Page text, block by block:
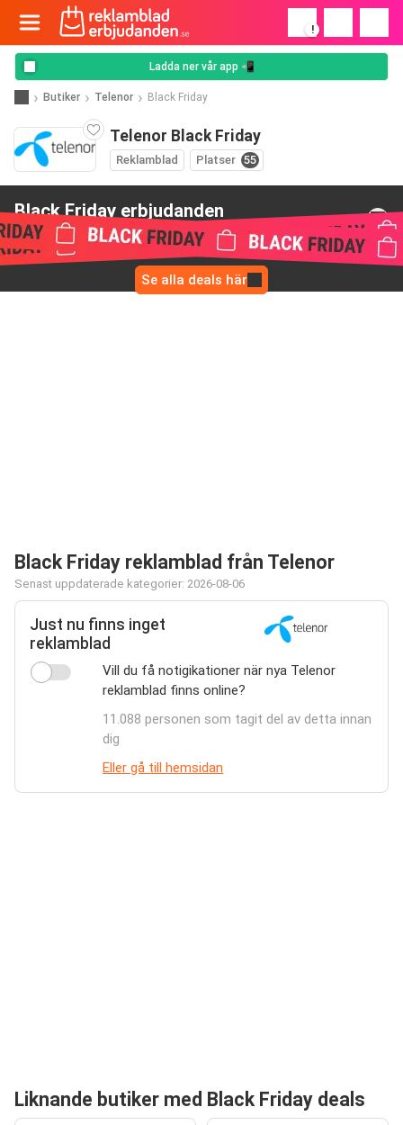
!
Ladda ner vår app 📲
Butiker Telenor Black Friday
Telenor Black Friday
Reklamblad Platser 55
Black Friday erbjudanden
från Telenor
Se alla deals här
Black Friday reklamblad från Telenor
Senast uppdaterade kategorier: 2026-08-06
Just nu finns inget
reklamblad
Vill du få notigikationer när nya Telenor
reklamblad finns online?
11.088 personen som tagit del av detta innan
dig
Eller gå till hemsidan
Liknande butiker med Black Friday deals